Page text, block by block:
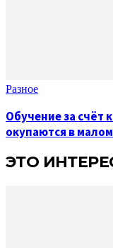
Разное
Обучение за счёт
окупаются в
ЭТО